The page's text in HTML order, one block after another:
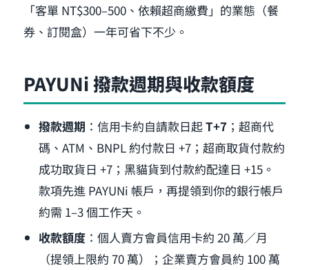
「客單 NT$300–500、依賴超商繳費」的業態（餐
券、訂閱盒）一年可省下不少。
PAYUNi 撥款週期與收款額度
撥款週期 ：信用卡約自請款日起T+7 ；超商代
碼、ATM、BNPL 約付款日 +7；超商取貨付款約
成功取貨日 +7；黑貓貨到付款約配達日 +15。
款項先進 PAYUNi 帳戶，再提領到你的銀行帳戶
約需 1–3 個工作天。
收款額度 ：個人賣方會員信用卡約 20 萬／月
（提領上限約 70 萬）；企業賣方會員約 100 萬